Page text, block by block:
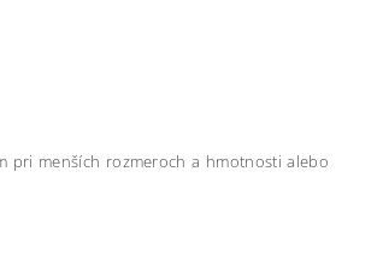
pri menších rozmeroch a hmotnosti alebo